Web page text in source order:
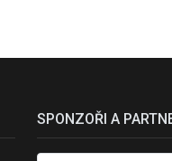
SPONZOŘI A